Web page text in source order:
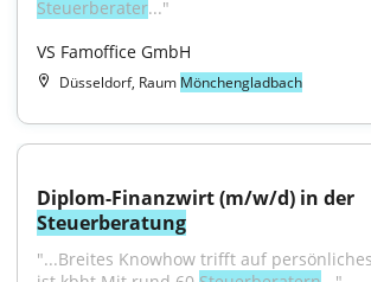
Steuerberater..."
VS Famoffice GmbH
Düsseldorf, Raum Mönchengladbach
Steuerberatung
"...Breites Knowhow trifft auf